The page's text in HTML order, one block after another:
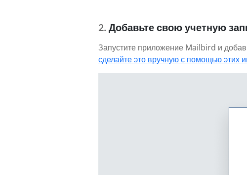
Добавьте свою учетную
Запустите приложение Mailbird и
сделайте это вручную с помощью этих